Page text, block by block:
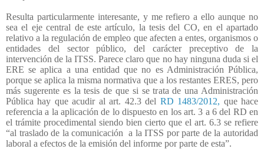
Resulta particularmente interesante, y me refiero a ello aunque no
sea el eje central de este artículo, la tesis del CO, en el apartado
relativo a la regulación de empleo que afecten a entes, organismos o
entidades del sector público, del carácter preceptivo de la
intervención de la ITSS. Parece claro que no hay ninguna duda si el
ERE se aplica a una entidad que no es Administración Pública,
porque se aplica la misma normativa que a los restantes ERES, pero
más sugerente es la tesis de que si se trata de una Administración
Pública hay que acudir al art. 42.3 del RD 1483/2012, que hace
referencia a la aplicación de lo dispuesto en los art. 3 a 6 del RD en
el trámite procedimental siendo bien cierto que el art. 6.3 se refiere
“al traslado de la comunicación
a la ITSS por parte de la autoridad
laboral a efectos de la emisión del informe por parte de esta”.